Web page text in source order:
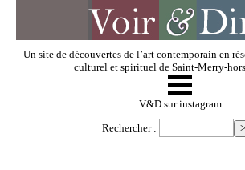
Un site de découvertes de l’art contemporain en
culturel et spirituel de Saint-Merry-
V & D
☰
V&D sur instagram
Rechercher :